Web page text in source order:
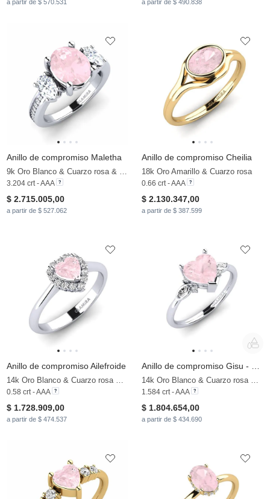
a partir de $ 570.531 a partir de $ 490.838
Anillo de compromiso Maletha
3.204 crt - AAA
$ 2.715.005,00
a partir de $ 527.062
Anillo de compromiso Cheilia
18k Oro Amarillo & Cuarzo rosa
0.66 crt - AAA
$ 2.130.347,00
a partir de $ 387.599
Anillo de compromiso Ailefroide
0.58 crt - AAA
$ 1.728.909,00
a partir de $ 474.537
1.584 crt - AAA
$ 1.804.654,00
a partir de $ 434.690